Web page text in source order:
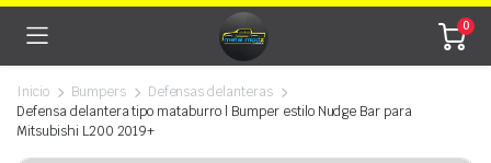
0
Inicio Bumpers
Defensas delanteras
Defensa delantera tipo mataburro | Bumper estilo Nudge Bar para
Mitsubishi L200 2019+